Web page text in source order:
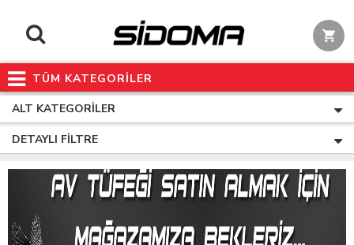
TÜM KATEGORİLER
ALT KATEGORILER
DETAYLI FILTRE